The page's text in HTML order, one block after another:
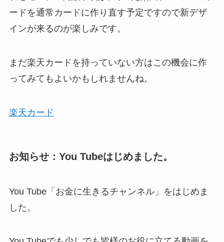
ードを通常カードに作り直す予定ですので新デザ
インが来るのが楽しみです。
まだ楽天カードを持っていない方はこの機会に作
ってみてもよいかもしれませんね。
楽天カード
お知らせ：You Tubeはじめました。
You Tube「お金に生きるチャンネル」をはじめま
した。